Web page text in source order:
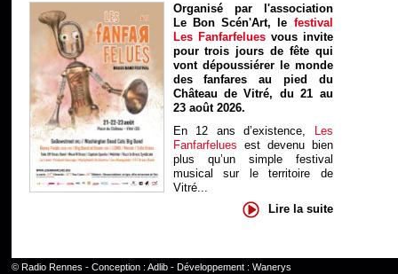
Organisé par l'association
Le Bon Scén'Art, le festival
Les Fanfarfelues vous invite
pour trois jours de fête qui
vont dépoussiérer le monde
des fanfares au pied du
Château de Vitré, du 21 au
23 août 2026.
En 12 ans d’existence, Les
Fanfarfelues est devenu bien
plus qu’un simple festival
musical sur le territoire de
Vitré...
Lire la suite
© Radio Rennes - Conception : Adlib- Développement : Wanerys